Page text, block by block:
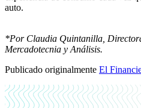
auto.
*Por Claudia Quintanilla,
Mercadotecnia y Análisis.
Publicado originalmente El